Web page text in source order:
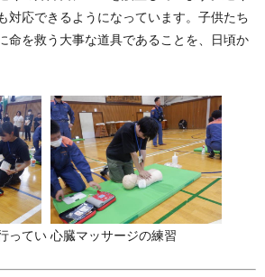
対応できるようになっています。子供たち
命を救う大事な道具であることを、日頃か
ってい 心臓マッサージの練習